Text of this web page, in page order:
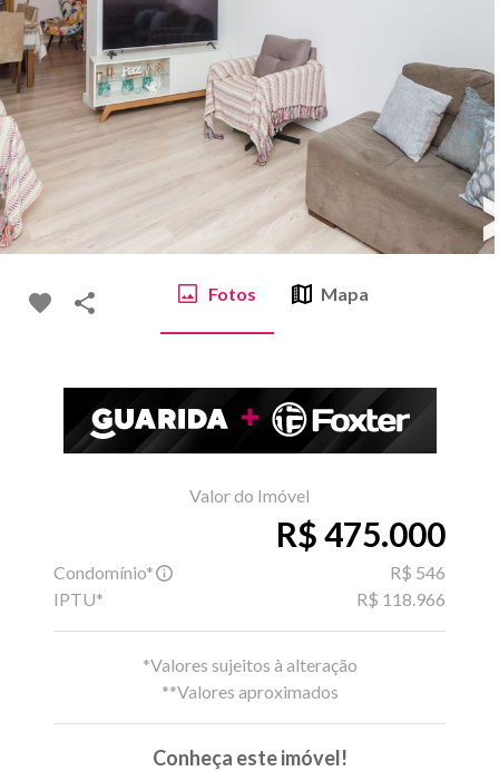
Fotos Mapa
Valor do Imóvel
R$ 475.000
Condomínio*
R$ 546
IPTU*
R$ 118.966
*Valores sujeitos à alteração
**Valores aproximados
Conheça este imóvel!